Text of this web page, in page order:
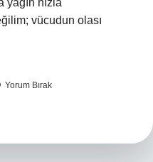
yağın hızla
vücudun olası
Yorum Bırak